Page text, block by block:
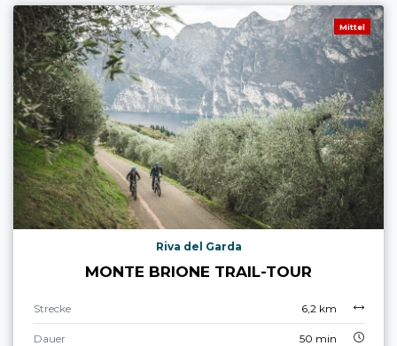
Mittel
Riva del Garda
MONTE BRIONE TRAIL-TOUR
Strecke 6,2 km
Dauer 50 min